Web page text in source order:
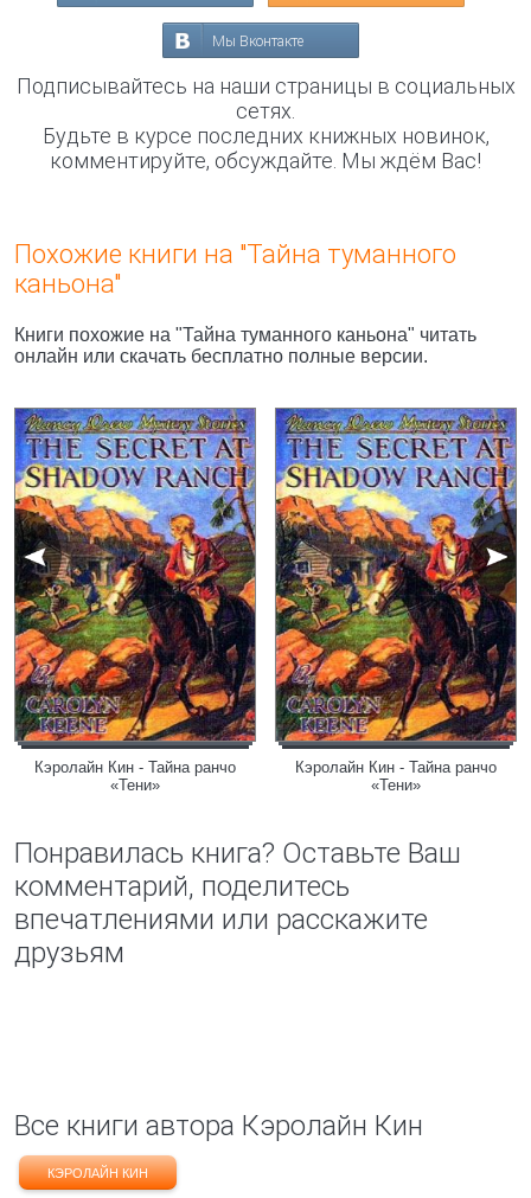
Мы Вконтакте
Подписывайтесь на наши страницы в социальных
сетях.
Будьте в курсе последних книжных новинок,
комментируйте, обсуждайте. Мы ждём Вас!
Похожие книги на "Тайна туманного
каньона"
Книги похожие на "Тайна туманного каньона" читать
онлайн или скачать бесплатно полные версии.
Кэролайн Кин - Тайна ранчо
«Тени»
Кэролайн Кин - Тайна ранчо
«Тени»
Понравилась книга? Оставьте Ваш
комментарий, поделитесь
впечатлениями или расскажите
друзьям
Все книги автора Кэролайн Кин
КЭРОЛАЙН КИН